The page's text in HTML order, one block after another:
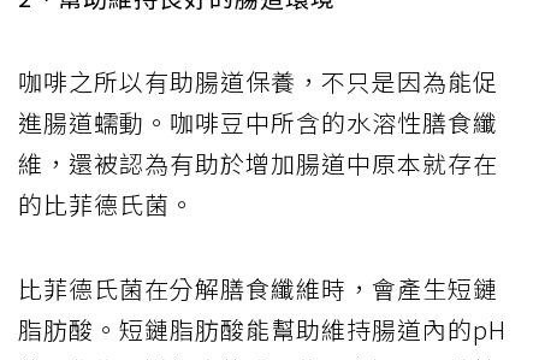
咖啡之所以有助腸道保養，不只是因為能促
進腸道蠕動。咖啡豆中所含的水溶性膳食纖
維，還被認為有助於增加腸道中原本就存在
的比菲德氏菌。
比菲德氏菌在分解膳食纖維時，會產生短鏈
脂肪酸。短鏈脂肪酸能幫助維持腸道內的pH